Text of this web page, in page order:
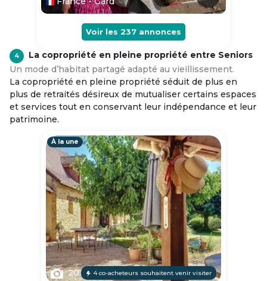
Voir les 237 annonces
4
La copropriété en pleine propriété entre Seniors
Un mode d’habitat partagé adapté au vieillissement.
La copropriété en pleine propriété séduit de plus en
plus de retraités désireux de mutualiser certains espaces
et services tout en conservant leur indépendance et leur
patrimoine.
À la une
20 4 co-acheteurs souhaitent venir visiter